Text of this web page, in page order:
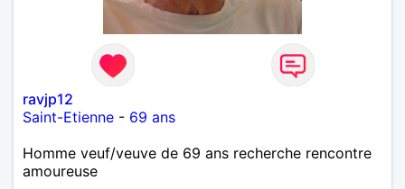
ravjp12
Saint-Etienne - 69 ans
Homme veuf/veuve de 69 ans recherche rencontre
amoureuse